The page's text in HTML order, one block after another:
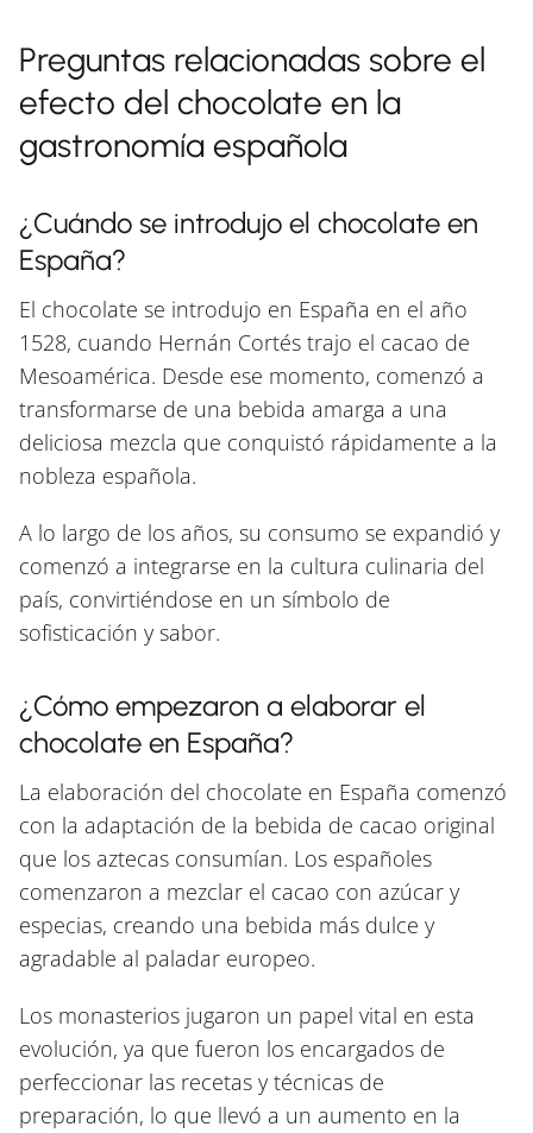
Preguntas relacionadas sobre el
efecto del chocolate en la
gastronomía española
¿Cuándo se introdujo el chocolate en
España?
El chocolate se introdujo en España en el año
1528, cuando Hernán Cortés trajo el cacao de
Mesoamérica. Desde ese momento, comenzó a
transformarse de una bebida amarga a una
deliciosa mezcla que conquistó rápidamente a la
nobleza española.
A lo largo de los años, su consumo se expandió y
comenzó a integrarse en la cultura culinaria del
país, convirtiéndose en un símbolo de
sofisticación y sabor.
¿Cómo empezaron a elaborar el
chocolate en España?
La elaboración del chocolate en España comenzó
con la adaptación de la bebida de cacao original
que los aztecas consumían. Los españoles
comenzaron a mezclar el cacao con azúcar y
especias, creando una bebida más dulce y
agradable al paladar europeo.
Los monasterios jugaron un papel vital en esta
evolución, ya que fueron los encargados de
perfeccionar las recetas y técnicas de
preparación, lo que llevó a un aumento en la